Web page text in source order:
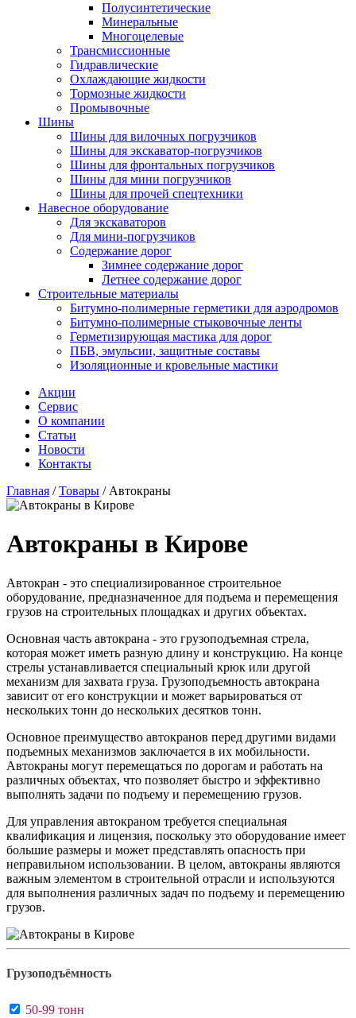
Полусинтетические
Минеральные
Многоцелевые
Трансмиссионные
Гидравлические
Охлаждающие жидкости
Тормозные жидкости
Промывочные
Шины
Шины для вилочных погрузчиков
Шины для экскаватор-погрузчиков
Шины для фронтальных погрузчиков
Шины для мини погрузчиков
Шины для прочей спецтехники
Навесное оборудование
Для экскаваторов
Для мини-погрузчиков
Содержание дорог
Зимнее содержание дорог
Летнее содержание дорог
Строительные материалы
Битумно-полимерные герметики для аэродромов
Битумно-полимерные стыковочные ленты
Герметизирующая мастика для дорог
ПБВ, эмульсии, защитные составы
Изоляционные и кровельные мастики
Акции
Сервис
О компании
Статьи
Новости
Контакты
Главная /Товары / Автокраны
Автокраны в Кирове
Автокран - это специализированное строительное
оборудование, предназначенное для подъема и перемещения
грузов на строительных площадках и других объектах.
Основная часть автокрана - это грузоподъемная стрела,
которая может иметь разную длину и конструкцию. На конце
стрелы устанавливается специальный крюк или другой
механизм для захвата груза. Грузоподъемность автокрана
зависит от его конструкции и может варьироваться от
нескольких тонн до нескольких десятков тонн.
Основное преимущество автокранов перед другими видами
подъемных механизмов заключается в их мобильности.
Автокраны могут перемещаться по дорогам и работать на
различных объектах, что позволяет быстро и эффективно
выполнять задачи по подъему и перемещению грузов.
Для управления автокраном требуется специальная
квалификация и лицензия, поскольку это оборудование имеет
большие размеры и может представлять опасность при
неправильном использовании. В целом, автокраны являются
важным элементом в строительной отрасли и используются
для выполнения различных задач по подъему и перемещению
грузов.
Грузоподъёмность
50-99 тонн